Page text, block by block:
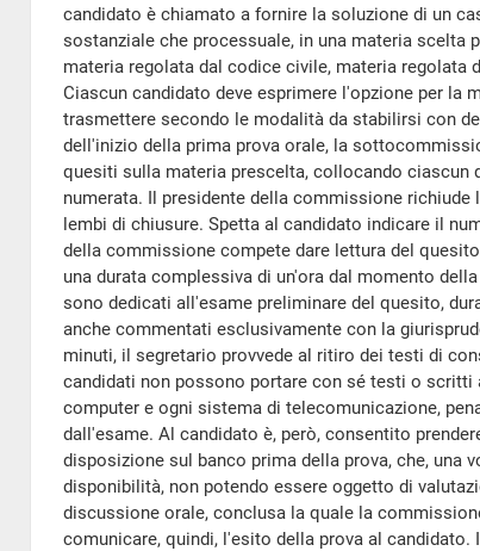
candidato è chiamato a fornire la soluzione di un
sostanziale che processuale, in una materia scelta
materia regolata dal codice civile, materia
Ciascun candidato deve esprimere l'opzione per la
trasmettere secondo le modalità da stabilirsi con
dell'inizio della prima prova orale, la
quesiti sulla materia prescelta, collocando ciascun
numerata. Il presidente della commissione
lembi di chiusure. Spetta al candidato indicare il
della commissione compete dare lettura del
una durata complessiva di un'ora dal momento
sono dedicati all'esame preliminare del quesito,
anche commentati esclusivamente con la
minuti, il segretario provvede al ritiro dei testi di
candidati non possono portare con sé testi o
computer e ogni sistema di telecomunicazione,
dall'esame. Al candidato è, però, consentito
disposizione sul banco prima della prova, che, una
disponibilità, non potendo essere oggetto di
discussione orale, conclusa la quale la
comunicare, quindi, l'esito della prova al